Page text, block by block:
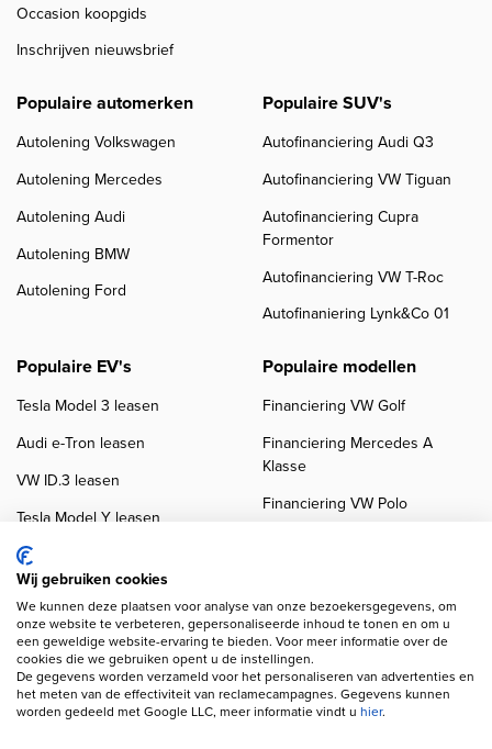
Occasion koopgids
Inschrijven nieuwsbrief
Populaire automerken
Autolening Volkswagen
Autolening Mercedes
Autolening Audi
Autolening BMW
Autolening Ford
Populaire SUV's
Autofinanciering Audi Q3
Autofinanciering VW Tiguan
Autofinanciering Cupra
Formentor
Autofinanciering VW T-Roc
Autofinaniering Lynk&Co 01
Populaire EV's
Tesla Model 3 leasen
Audi e-Tron leasen
VW ID.3 leasen
Tesla Model Y leasen
VW ID.4 leasen
Populaire modellen
Financiering VW Golf
Financiering Mercedes A
Klasse
Financiering VW Polo
Copyright navigation
Wij gebruiken cookies
We kunnen deze plaatsen voor analyse van onze bezoekersgegevens, om
onze website te verbeteren, gepersonaliseerde inhoud te tonen en om u
een geweldige website-ervaring te bieden. Voor meer informatie over de
cookies die we gebruiken opent u de instellingen.
De gegevens worden verzameld voor het personaliseren van advertenties en
het meten van de effectiviteit van reclamecampagnes. Gegevens kunnen
worden gedeeld met Google LLC, meer informatie vindt u hier.